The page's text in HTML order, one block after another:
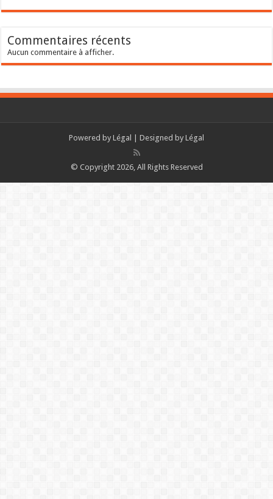
Commentaires récents
Aucun commentaire à afficher.
Powered by Légal | Designed by Légal
© Copyright 2026, All Rights Reserved